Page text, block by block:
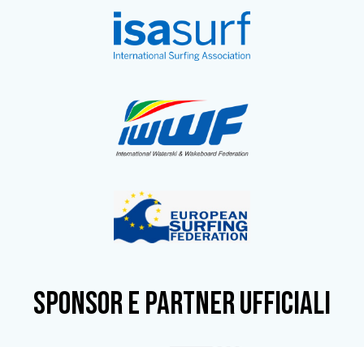
SPONSOR e partner ufficiali